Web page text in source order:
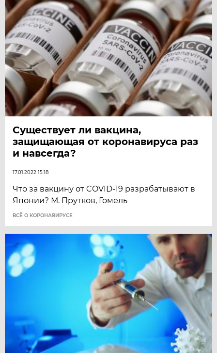
Существует ли вакцина,
защищающая от коронавируса раз
и навсегда?
17.01.2022 15:18
Что за вакцину от COVID-19 разрабатывают в
Японии? М. Прутков, Гомель
ВСЁ О КОРОНАВИРУСЕ